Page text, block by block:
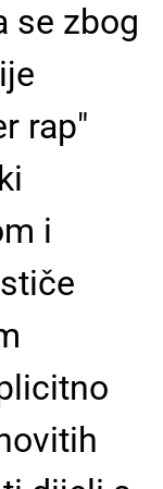
se zbog
rap"
i